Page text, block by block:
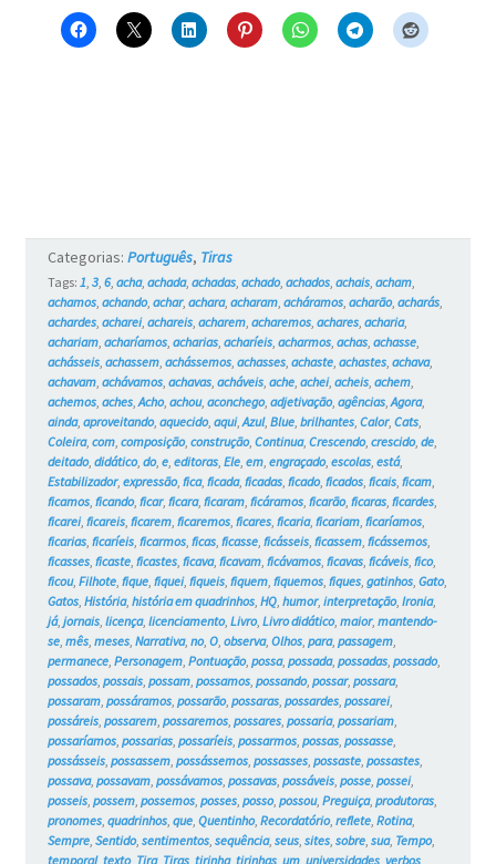
–
#1
Categorias: Português, Tiras
Tags: 1 3, 6, acha, achada, achadas, achado, achados, achais, acham,
achamos, achando, achar, achara, acharam, acháramos, acharão, acharás,
achardes, acharei, achareis, acharem, acharemos, achares, acharia,
achariam, acharíamos, acharias, acharíeis, acharmos, achas, achasse,
achásseis, achassem, achássemos, achasses, achaste, achastes, achava,
achavam, achávamos, achavas, acháveis, ache, achei, acheis, achem,
achemos, aches, Acho, achou, aconchego, adjetivação, agências, Agora,
ainda, aproveitando, aquecido, aqui, Azul, Blue, brilhantes, Calor, Cats,
Coleira, com, composição, construção, Continua, Crescendo, crescido, de,
deitado, didático, do, e, editoras, Ele, em, engraçado, escolas, está,
Estabilizador, expressão, fica, ficada, ficadas, ficado, ficados, ficais, ficam,
ficamos, ficando, ficar, ficara, ficaram, ficáramos, ficarão, ficaras, ficardes,
ficarei, ficareis, ficarem, ficaremos, ficares, ficaria, ficariam, ficaríamos,
ficarias, ficaríeis, ficarmos, ficas, ficasse, ficásseis, ficassem, ficássemos,
ficasses, ficaste, ficastes, ficava, ficavam, ficávamos, ficavas, ficáveis, fico,
ficou, Filhote, fique, fiquei, fiqueis, fiquem, fiquemos, fiques, gatinhos, Gato,
Gatos, História, história em quadrinhos, HQ, humor, interpretação, Ironia,
já, jornais, licença, licenciamento, Livro, Livro didático, maior, mantendo-
se, mês, meses, Narrativa, no, O, observa, Olhos, para, passagem,
permanece, Personagem, Pontuação, possa, possada, possadas, possado,
possados, possais, possam, possamos, possando, possar, possara,
possaram, possáramos, possarão, possaras, possardes, possarei,
possáreis, possarem, possaremos, possares, possaria, possariam,
possaríamos, possarias, possaríeis, possarmos, possas, possasse,
possásseis, possassem, possássemos, possasses, possaste, possastes,
possava, possavam, possávamos, possavas, possáveis, posse, possei,
posseis, possem, possemos, posses, posso, possou, Preguiça, produtoras,
pronomes, quadrinhos, que, Quentinho, Recordatório, reflete, Rotina,
Sempre, Sentido, sentimentos, sequência, seus, sites, sobre, sua, Tempo,
temporal, texto, Tira, Tiras, tirinha, tirinhas, um, universidades, verbos,